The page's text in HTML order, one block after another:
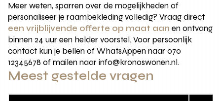
Meer weten, sparren over de mogelijkheden of
personaliseer je raambekleding volledig? Vraag direct
een vrijblijvende offerte op maat aan en ontvang
binnen 24 uur een helder voorstel. Voor persoonlijk
contact kun je bellen of WhatsAppen naar 070
12345678 of mailen naar info@kronoswonen.nl.
Meest gestelde vragen